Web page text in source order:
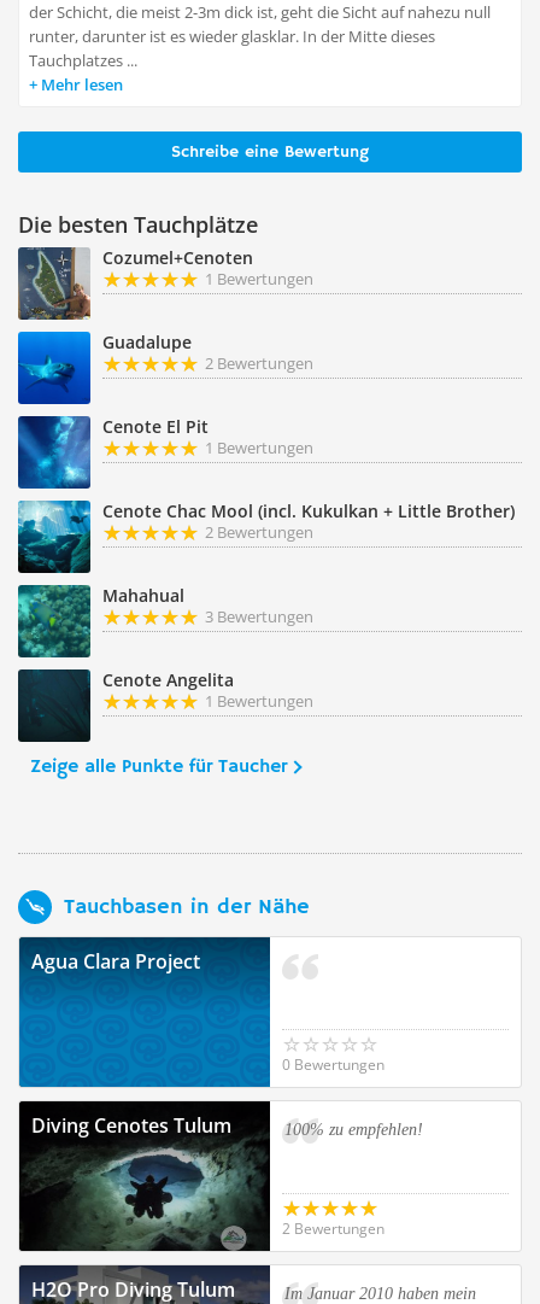
der Schicht, die meist 2-3m dick ist, geht die Sicht auf nahezu null
runter, darunter ist es wieder glasklar. In der Mitte dieses
Tauchplatzes ...
Mehr lesen
Schreibe eine Bewertung
Die besten Tauchplätze
Cozumel+Cenoten
1 Bewertungen
Guadalupe
2 Bewertungen
Cenote El Pit
1 Bewertungen
Cenote Chac Mool (incl. Kukulkan + Little Brother)
2 Bewertungen
Mahahual
3 Bewertungen
Cenote Angelita
1 Bewertungen
Zeige alle Punkte für Taucher
Tauchbasen in der Nähe
Agua Clara Project
0 Bewertungen
Diving Cenotes Tulum 100% zu empfehlen!
2 Bewertungen
H2O Pro Diving Tulum
Im Januar 2010 haben mein